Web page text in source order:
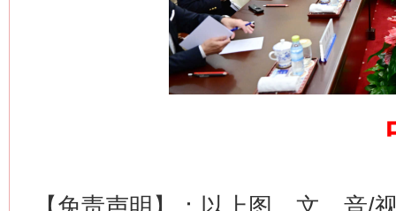
生